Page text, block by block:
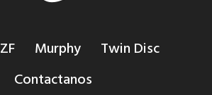
ZF Murphy
Twin Disc
Contactanos